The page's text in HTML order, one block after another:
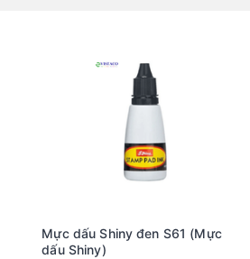
Mực dấu Shiny đen S61 (Mực
dấu Shiny)